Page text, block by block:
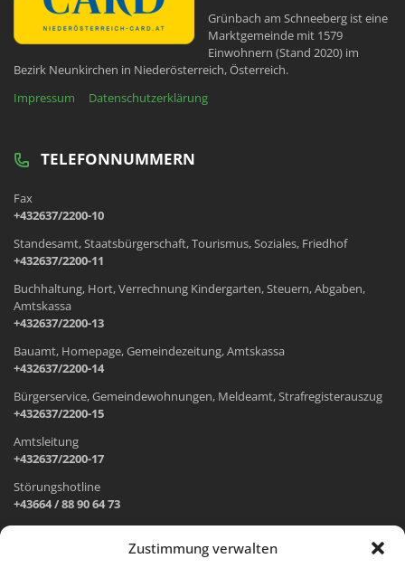
Zustimmung verwalten
Grünbach am Schneeberg ist eine
Marktgemeinde mit 1579
Einwohnern (Stand 2020) im
Bezirk Neunkirchen in Niederösterreich, Österreich.
Impressum
Datenschutzerklärung
TELEFONNUMMERN
Fax
+432637/2200-10
Standesamt, Staatsbürgerschaft, Tourismus, Soziales, Friedhof
+432637/2200-11
Buchhaltung, Hort, Verrechnung Kindergarten, Steuern, Abgaben,
Amtskassa
+432637/2200-13
Bauamt, Homepage, Gemeindezeitung, Amtskassa
+432637/2200-14
Bürgerservice, Gemeindewohnungen, Meldeamt, Strafregisterauszug
+432637/2200-15
Amtsleitung
+432637/2200-17
Störungshotline
+43664 / 88 90 64 73